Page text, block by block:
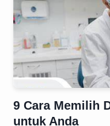
9 Cara Memilih
untuk Anda